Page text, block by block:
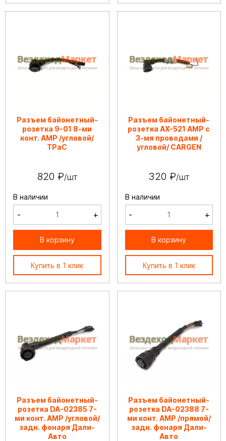
Разъем байонетный-
розетка 9-01 8-ми
конт. АМР /угловой/
ТРаС
820 ₽/шт
В наличии
- +
В корзину
Купить в 1 клик
Разъем байонетный-
розетка AX-521 АМР с
3-мя проводами /
угловой/ CARGEN
320 ₽/шт
В наличии
- +
В корзину
Купить в 1 клик
Разъем байонетный-
розетка DA-02385 7-
ми конт. АМР /угловой/
задн. фонаря Дали-
Авто
Разъем байонетный-
розетка DA-02388 7-
ми конт. АМР /прямой/
задн. фонаря Дали-
Авто